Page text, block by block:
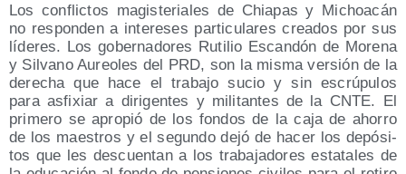
Los con­flic­tos magis­te­ria­les de Chia­pas y Michoa­cán
no res­pon­den a intere­ses par­ti­cu­la­res crea­dos por sus
líde­res. Los gober­na­do­res Ruti­lio Escan­dón de More­na
y Sil­vano Aureo­les del PRD, son la mis­ma ver­sión de la
dere­cha que hace el tra­ba­jo sucio y sin escrú­pu­los
para asfi­xiar a diri­gen­tes y mili­tan­tes de la CNTE. El
pri­me­ro se apro­pió de los fon­dos de la caja de aho­rro
de los maes­tros y el segun­do dejó de hacer los depó­si­
tos que les des­cuen­tan a los tra­ba­ja­do­res esta­ta­les de